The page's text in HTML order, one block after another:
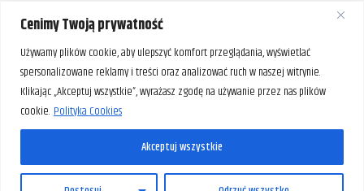
Cenimy Twoją prywatność
Używamy plików cookie, aby ulepszyć komfort przeglądania, wyświetlać
spersonalizowane reklamy i treści oraz analizować ruch w naszej witrynie.
Klikając „Akceptuj wszystkie”, wyrażasz zgodę na używanie przez nas plików
cookie. Polityka Cookies
Akceptuj wszystkie
Sezon letni (od 01.03 do 31.10)
Poniedziałek / Środa / Piątek: 9.00 - 17.00
Wtorek / Czwartek: 9.00 - 20.00
Sobota: 9.00 - 14.00
W razie potrzeby istnieje możliwość umówienia spotkania
poza standardowymi godzinami pracy naszej firmy.
Prosimy o wcześniejszy kontakt, aby ustalić dogodny termin.